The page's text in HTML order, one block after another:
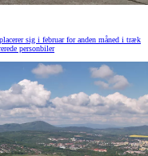
sig i februar for anden måned i træk
personbiler